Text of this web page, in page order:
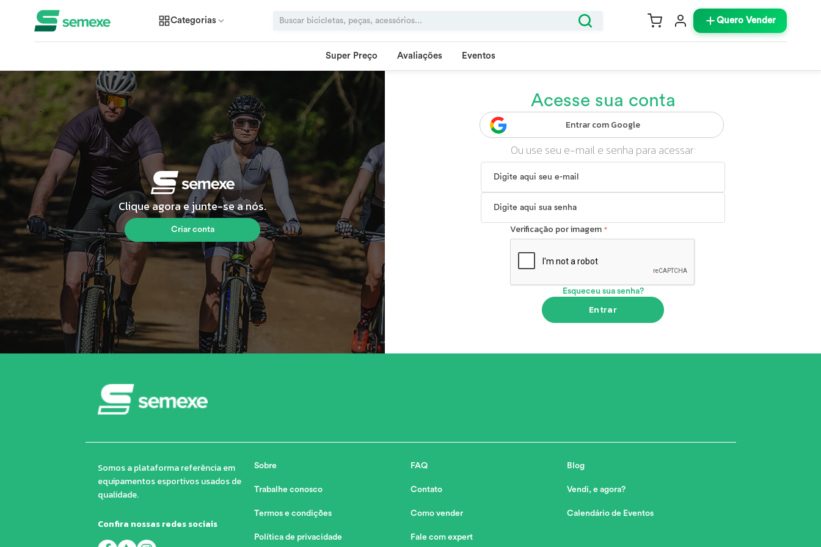
Categorias Quero Vender
Super Preço Avaliações Eventos
Clique agora e junte-se a nós.
Criar conta
Acesse sua conta
Entrar com Google
Ou use seu e-mail e senha para acessar:
Verificação por imagem
Esqueceu sua senha?
Entrar
Somos a plataforma referência em
equipamentos esportivos usados de
qualidade.
Confira nossas redes sociais
Sobre
Trabalhe conosco
Termos e condições
Política de privacidade
FAQ
Contato
Como vender
Fale com expert
Blog
Vendi, e agora?
Calendário de Eventos